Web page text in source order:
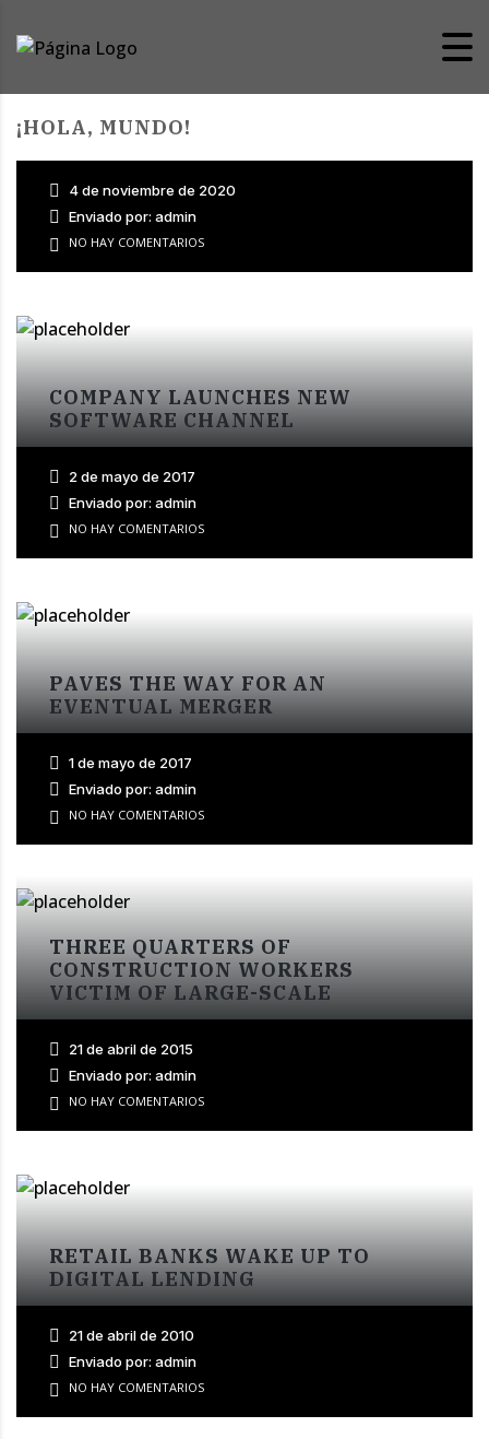
¡HOLA, MUNDO!
4 de noviembre de 2020
Enviado por: admin
NO HAY COMENTARIOS
COMPANY LAUNCHES NEW
SOFTWARE CHANNEL
2 de mayo de 2017
Enviado por: admin
NO HAY COMENTARIOS
PAVES THE WAY FOR AN
EVENTUAL MERGER
1 de mayo de 2017
Enviado por: admin
NO HAY COMENTARIOS
THREE QUARTERS OF
CONSTRUCTION WORKERS
VICTIM OF LARGE-SCALE
21 de abril de 2015
Enviado por: admin
NO HAY COMENTARIOS
RETAIL BANKS WAKE UP TO
DIGITAL LENDING
21 de abril de 2010
Enviado por: admin
NO HAY COMENTARIOS